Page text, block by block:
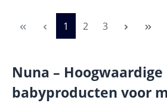
i‑Size Autostoeltje
Pagina
1 Pagina
2 Pagina
3
Nuna – Hoogwaardige
babyproducten voor